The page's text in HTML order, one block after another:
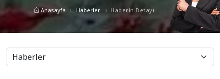
Anasayfa Haberler Haberin Detayı